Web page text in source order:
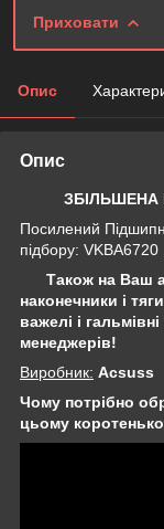
Приховати
Опис
Опис
ЗБІЛЬШЕНА
Посилений
підбору:
Також на Ваш
наконечники і
важелі і
менеджерів!
Виробник: Acsuss
Чому потрібно
цьому